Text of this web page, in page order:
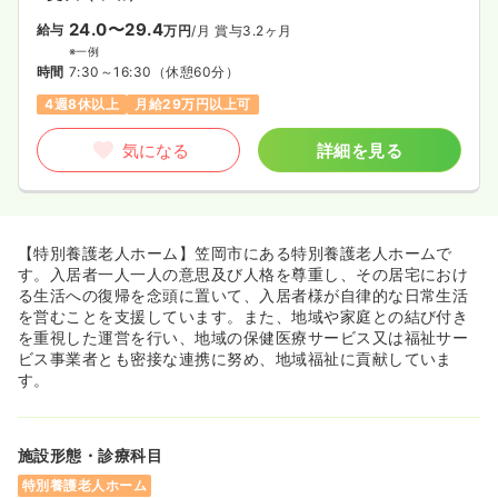
給与 24.0〜29.4万円/月 賞与3.2ヶ月
※一例
時間 7:30～16:30 （休憩60分）
4週8休以上
月給29万円以上可
気になる 詳細を見る
【特別養護老人ホーム】笠岡市にある特別養護老人ホームで
す。入居者一人一人の意思及び人格を尊重し、その居宅におけ
る生活への復帰を念頭に置いて、入居者様が自律的な日常生活
を営むことを支援しています。また、地域や家庭との結び付き
を重視した運営を行い、地域の保健医療サービス又は福祉サー
ビス事業者とも密接な連携に努め、地域福祉に貢献していま
す。
施設形態・診療科目
特別養護老人ホーム